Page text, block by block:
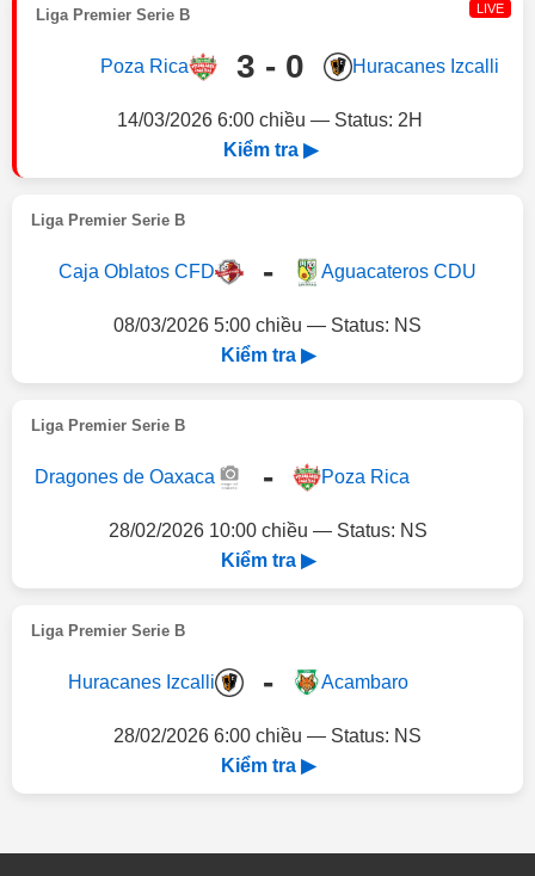
Liga Premier Serie B LIVE
Poza Rica 3 - 0 Huracanes Izcalli
14/03/2026 6:00 chiều — Status: 2H
Kiểm tra ▶
Liga Premier Serie B
Caja Oblatos CFD - Aguacateros CDU
08/03/2026 5:00 chiều — Status: NS
Kiểm tra ▶
Liga Premier Serie B
Dragones de Oaxaca - Poza Rica
28/02/2026 10:00 chiều — Status: NS
Kiểm tra ▶
Liga Premier Serie B
Huracanes Izcalli - Acambaro
28/02/2026 6:00 chiều — Status: NS
Kiểm tra ▶